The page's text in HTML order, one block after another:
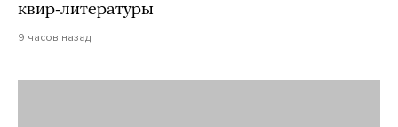
квир-литературы
9 часов назад